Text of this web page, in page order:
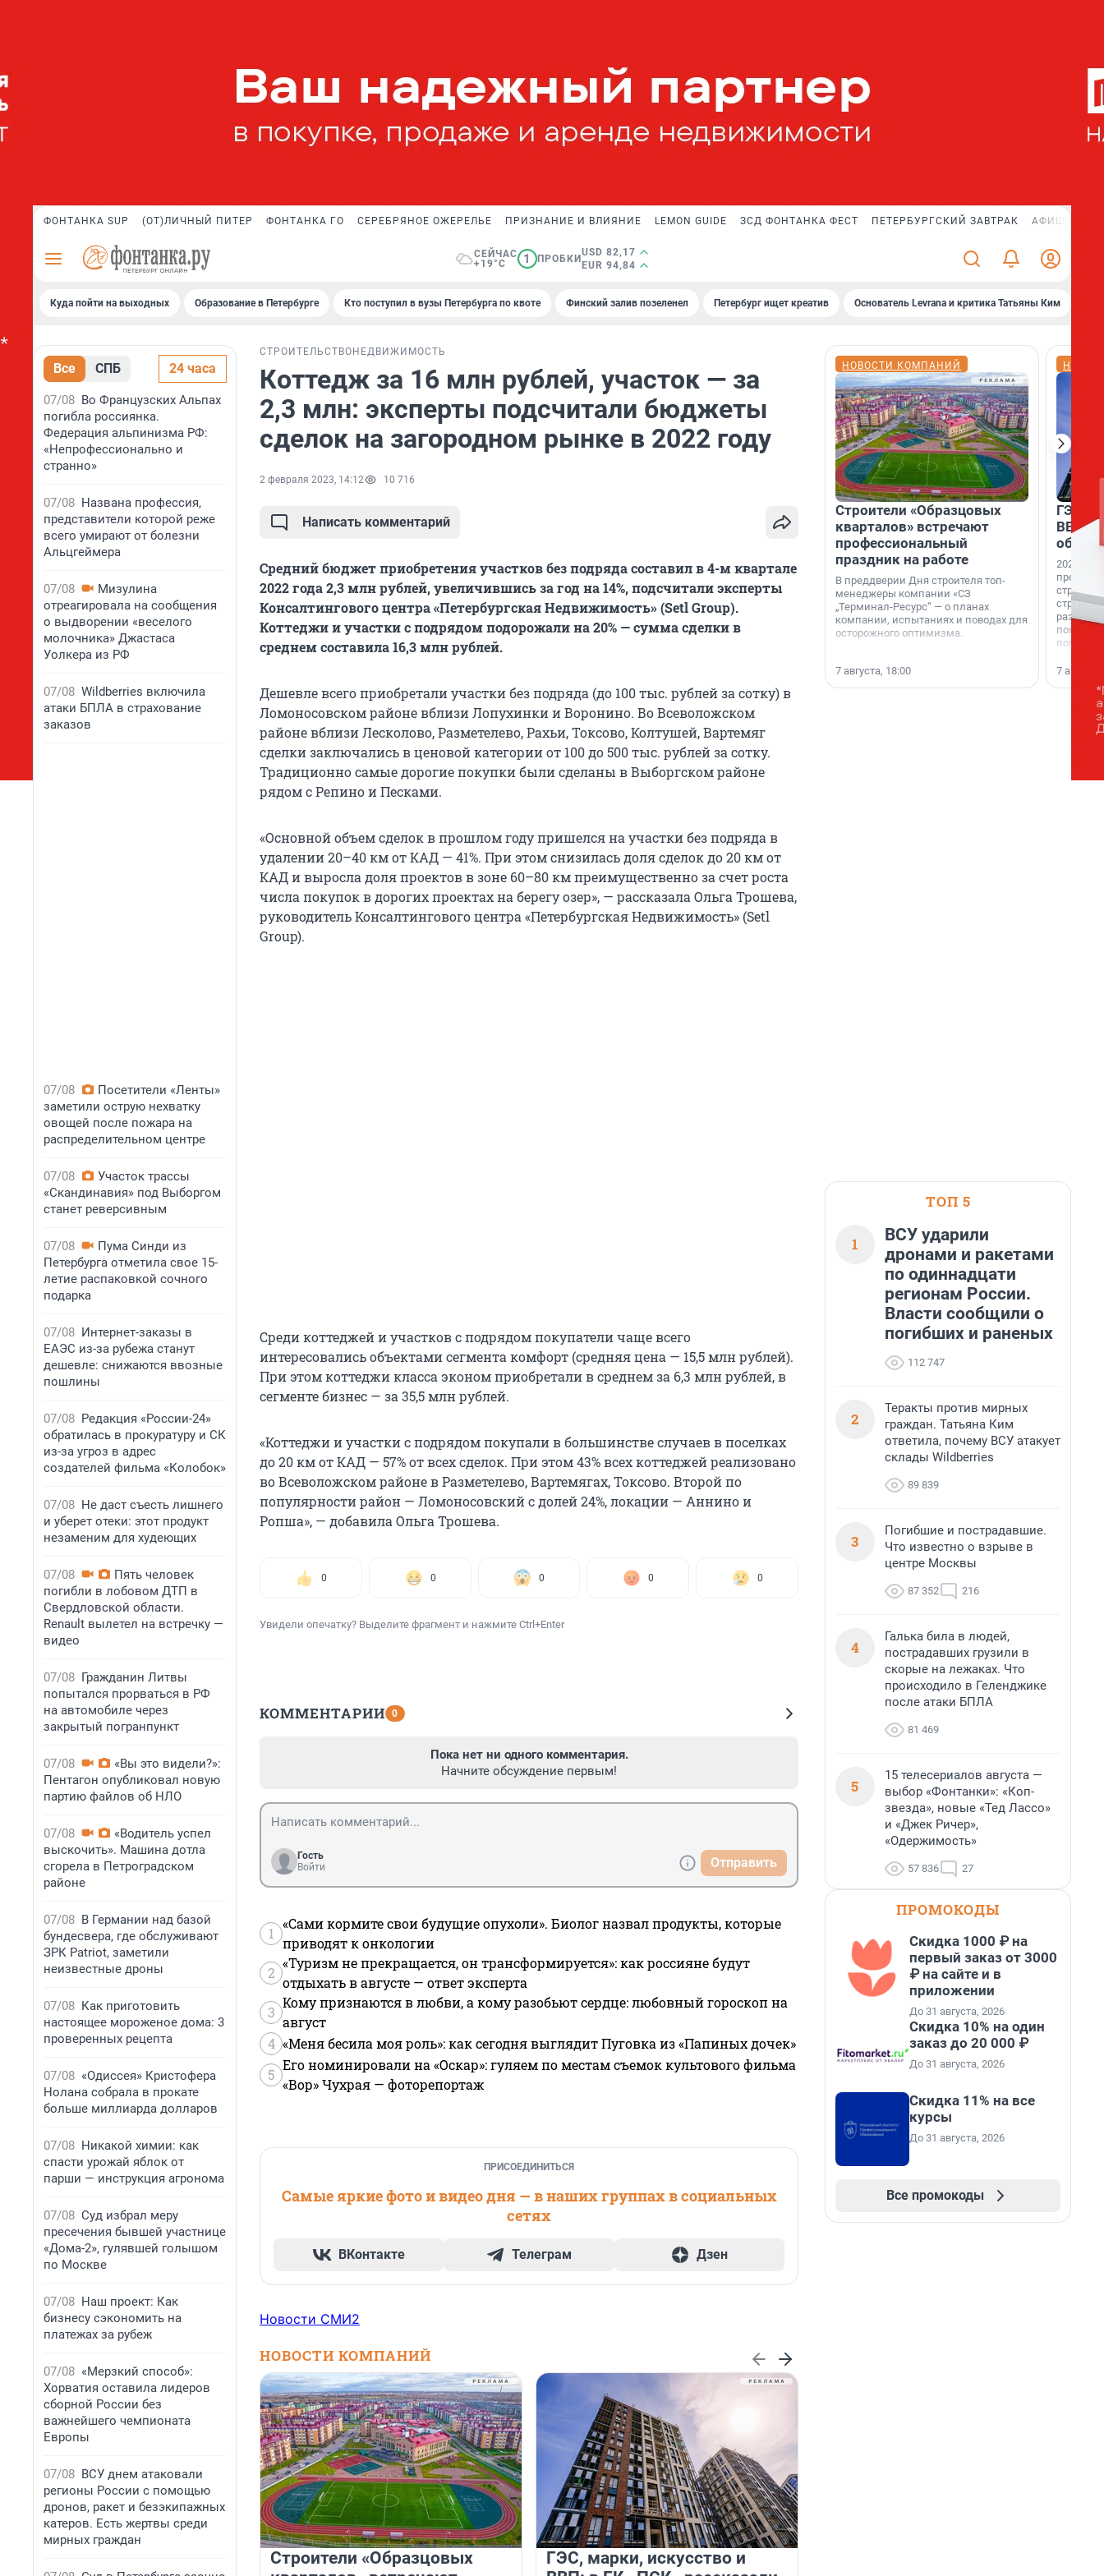
ФОНТАНКА SUP (ОТ)ЛИЧНЫЙ ПИТЕР ФОНТАНКА ГО СЕРЕБРЯНОЕ ОЖЕРЕЛЬЕ ПРИЗНАНИЕ И ВЛИЯНИЕ LEMON GUIDE ЗСД ФОНТАНКА ФЕСТ ПЕТЕРБУРГСКИЙ ЗАВТРАК АФИША PLUS
СЕЙЧАС
+19°C
1 ПРОБКИ
USD 82,17
EUR 94,84
Куда пойти на выходных Образование в Петербурге Кто поступил в вузы Петербурга по квоте Финский залив позеленел Петербург ищет креатив Основатель Levrana и критика Татьяны Ким
Все СПБ 24 часа
07/08 Во Французских Альпах
погибла россиянка.
Федерация альпинизма РФ:
«Непрофессионально и
странно»
07/08 Названа профессия,
представители которой реже
всего умирают от болезни
Альцгеймера
07/08
Мизулина
отреагировала на сообщения
о выдворении «веселого
молочника» Джастаса
Уолкера из РФ
07/08 Wildberries включила
атаки БПЛА в страхование
заказов
07/08
Посетители «Ленты»
заметили острую нехватку
овощей после пожара на
распределительном центре
07/08
Участок трассы
«Скандинавия» под Выборгом
станет реверсивным
07/08
Пума Синди из
Петербурга отметила свое 15-
летие распаковкой сочного
подарка
07/08 Интернет-заказы в
ЕАЭС из-за рубежа станут
дешевле: снижаются ввозные
пошлины
07/08 Редакция «России-24»
обратилась в прокуратуру и СК
из-за угроз в адрес
создателей фильма «Колобок»
07/08 Не даст съесть лишнего
и уберет отеки: этот продукт
незаменим для худеющих
07/08
Пять человек
погибли в лобовом ДТП в
Свердловской области.
Renault вылетел на встречку —
видео
07/08 Гражданин Литвы
попытался прорваться в РФ
на автомобиле через
закрытый погранпункт
07/08
«Вы это видели?»:
Пентагон опубликовал новую
партию файлов об НЛО
07/08
«Водитель успел
выскочить». Машина дотла
сгорела в Петроградском
районе
07/08 В Германии над базой
бундесвера, где обслуживают
ЗРК Patriot, заметили
неизвестные дроны
07/08 Как приготовить
настоящее мороженое дома: 3
проверенных рецепта
07/08 «Одиссея» Кристофера
Нолана собрала в прокате
больше миллиарда долларов
07/08 Никакой химии: как
спасти урожай яблок от
парши — инструкция агронома
07/08 Суд избрал меру
пресечения бывшей участнице
«Дома-2», гулявшей голышом
по Москве
07/08 Наш проект: Как
бизнесу сэкономить на
платежах за рубеж
07/08 «Мерзкий способ»:
Хорватия оставила лидеров
сборной России без
важнейшего чемпионата
Европы
07/08 ВСУ днем атаковали
регионы России с помощью
дронов, ракет и безэкипажных
катеров. Есть жертвы среди
мирных граждан
СТРОИТЕЛЬСТВО НЕДВИЖИМОСТЬ
Коттедж за 16 млн рублей, участок — за
2,3 млн: эксперты подсчитали бюджеты
сделок на загородном рынке в 2022 году
2 февраля 2023, 14:12 10 716
Написать комментарий
Средний бюджет приобретения участков без подряда составил в 4-м квартале
2022 года 2,3 млн рублей, увеличившись за год на 14%, подсчитали эксперты
Консалтингового центра «Петербургская Недвижимость» (Setl Group).
Коттеджи и участки с подрядом подорожали на 20% — сумма сделки в
среднем составила 16,3 млн рублей.
Дешевле всего приобретали участки без подряда (до 100 тыс. рублей за сотку) в
Ломоносовском районе вблизи Лопухинки и Воронино. Во Всеволожском
районе вблизи Лесколово, Разметелево, Рахьи, Токсово, Колтушей, Вартемяг
сделки заключались в ценовой категории от 100 до 500 тыс. рублей за сотку.
Традиционно самые дорогие покупки были сделаны в Выборгском районе
рядом с Репино и Песками.
«Основной объем сделок в прошлом году пришелся на участки без подряда в
удалении 20–40 км от КАД — 41%. При этом снизилась доля сделок до 20 км от
КАД и выросла доля проектов в зоне 60–80 км преимущественно за счет роста
числа покупок в дорогих проектах на берегу озер», — рассказала Ольга Трошева,
руководитель Консалтингового центра «Петербургская Недвижимость» (Setl
Group).
Среди коттеджей и участков с подрядом покупатели чаще всего
интересовались объектами сегмента комфорт (средняя цена — 15,5 млн рублей).
При этом коттеджи класса эконом приобретали в среднем за 6,3 млн рублей, в
сегменте бизнес — за 35,5 млн рублей.
«Коттеджи и участки с подрядом покупали в большинстве случаев в поселках
до 20 км от КАД — 57% от всех сделок. При этом 43% всех коттеджей реализовано
во Всеволожском районе в Разметелево, Вартемягах, Токсово. Второй по
популярности район — Ломоносовский с долей 24%, локации — Аннино и
Ропша», — добавила Ольга Трошева.
0 0 0 0 0
Увидели опечатку? Выделите фрагмент и нажмите Ctrl+Enter
КОММЕНТАРИИ 0
Пока нет ни одного комментария.
Начните обсуждение первым!
Гость
Войти
Отправить
1
«Сами кормите свои будущие опухоли». Биолог назвал продукты, которые
приводят к онкологии
2
«Туризм не прекращается, он трансформируется»: как россияне будут
отдыхать в августе — ответ эксперта
3
Кому признаются в любви, а кому разобьют сердце: любовный гороскоп на
август
4 «Меня бесила моя роль»: как сегодня выглядит Пуговка из «Папиных дочек»
5
Его номинировали на «Оскар»: гуляем по местам съемок культового фильма
«Вор» Чухрая — фоторепортаж
ПРИСОЕДИНИТЬСЯ
Самые яркие фото и видео дня — в наших группах в социальных
сетях
ВКонтакте Телеграм Дзен
Новости СМИ2
НОВОСТИ КОМПАНИЙ
Строители «Образцовых
ГЭС, марки, искусство и
НОВОСТИ КОМПАНИЙ
Строители «Образцовых
кварталов» встречают
профессиональный
праздник на работе
В преддверии Дня строителя топ-
менеджеры компании «СЗ
„Терминал-Ресурс“ — о планах
компании, испытаниях и поводах для
осторожного оптимизма.
7 августа, 18:00
ГЭС,
ВВП: в
об
2026-й —
раз. В
7
ТОП 5
1
ВСУ ударили
дронами и ракетами
по одиннадцати
регионам России.
Власти сообщили о
погибших и раненых
112 747
2
Теракты против мирных
граждан. Татьяна Ким
ответила, почему ВСУ атакует
склады Wildberries
89 839
3
Погибшие и пострадавшие.
Что известно о взрыве в
центре Москвы
87 352 216
4
Галька била в людей,
пострадавших грузили в
скорые на лежаках. Что
происходило в Геленджике
после атаки БПЛА
81 469
5
15 телесериалов августа —
выбор «Фонтанки»: «Коп-
звезда», новые «Тед Лассо»
и «Джек Ричер»,
«Одержимость»
57 836 27
ПРОМОКОДЫ
Скидка 1000 ₽ на
первый заказ от 3000
₽ на сайте и в
приложении
До 31 августа, 2026
Скидка 10% на один
заказ до 20 000 ₽
До 31 августа, 2026
Скидка 11% на все
курсы
До 31 августа, 2026
Все промокоды